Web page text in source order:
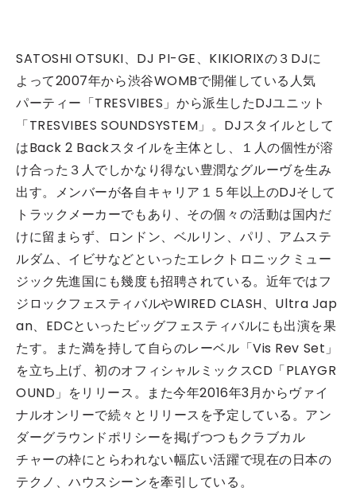
SATOSHI OTSUKI、DJ PI-GE、KIKIORIXの３DJに
よって2007年から渋谷WOMBで開催している人気
パーティー「TRESVIBES」から派生したDJユニット
「TRESVIBES SOUNDSYSTEM」。DJスタイルとして
はBack 2 Backスタイルを主体とし、１人の個性が溶
け合った３人でしかなり得ない豊潤なグルーヴを生み
出す。メンバーが各自キャリア１５年以上のDJそして
トラックメーカーでもあり、その個々の活動は国内だ
けに留まらず、ロンドン、ベルリン、パリ、アムステ
ルダム、イビサなどといったエレクトロニックミュー
ジック先進国にも幾度も招聘されている。近年ではフ
ジロックフェスティバルやWIRED CLASH、Ultra Jap
an、EDCといったビッグフェスティバルにも出演を果
たす。また満を持して自らのレーベル「Vis Rev Set」
を立ち上げ、初のオフィシャルミックスCD「PLAYGR
OUND」をリリース。また今年2016年3月からヴァイ
ナルオンリーで続々とリリースを予定している。アン
ダーグラウンドポリシーを掲げつつもクラブカル
チャーの枠にとらわれない幅広い活躍で現在の日本の
テクノ、ハウスシーンを牽引している。